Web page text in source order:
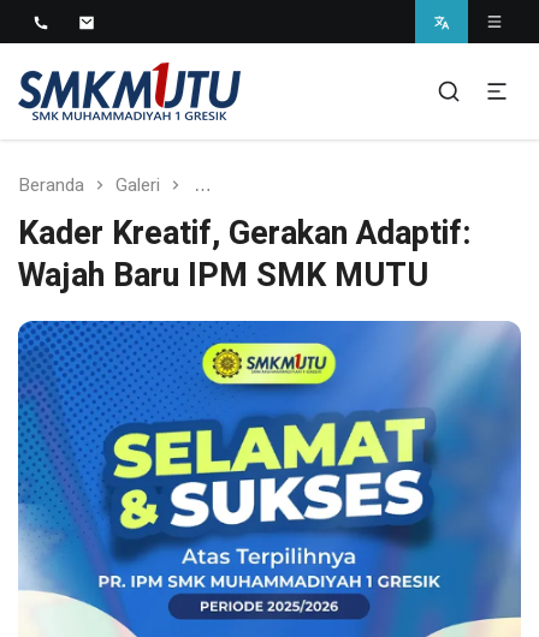
SMK Muhammadiyah 1
Gresik
Beranda Galeri Kader Kreatif, Gerakan Adaptif: Wajah
Kader Kreatif, Gerakan Adaptif:
Wajah Baru IPM SMK MUTU